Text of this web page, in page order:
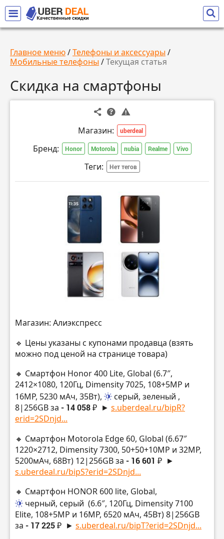
Главное меню/Телефоны и аксессуары /
Мобильные телефоны /Текущая статья
Скидка на смартфоны
Магазин: uberdeal
Бренд: Honor Motorola nubia Realme Vivo
Теги: Нет тегов
Магазин: Алиэкспресс
🔹 Цены указаны с купонами продавца (взять
можно под ценой на странице товара)
🔸 Смартфон Honor 400 Lite, Global (6.7″,
2412×1080, 120Гц, Dimensity 7025, 108+5MP и
16MP, 5230 мАч, 35Вт),
серый, зеленый ,
8|256GB за - 14 058 ₽ ► s.uberdeal.ru/bipR?
erid=2SDnjd...
🔸 Смартфон Motorola Edge 60, Global (6.67″
1220×2712, Dimensity 7300, 50+50+10MP и 32MP,
5200мАч, 68Вт) 12|256GB за - 16 601 ₽ ►
s.uberdeal.ru/bipS?erid=2SDnjd...
🔸 Смартфон HONOR 600 lite, Global,
черный, серый (6.6″, 120Гц, Dimensity 7100
Elite, 108+5MP и 16MP, 6520 мАч, 45Вт) 8|256GB
за - 17 225 ₽ ► s.uberdeal.ru/bipT?erid=2SDnjd...